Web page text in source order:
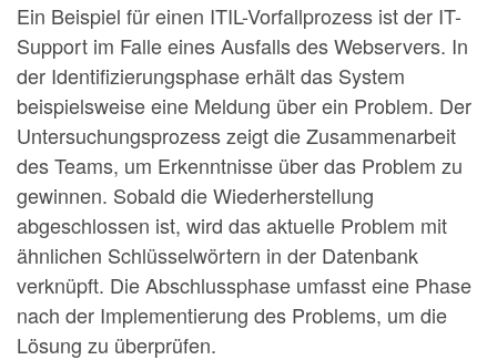
Ein Beispiel für einen ITIL-Vorfallprozess ist der IT-
Support im Falle eines Ausfalls des Webservers. In
der Identifizierungsphase erhält das System
beispielsweise eine Meldung über ein Problem. Der
Untersuchungsprozess zeigt die Zusammenarbeit
des Teams, um Erkenntnisse über das Problem zu
gewinnen. Sobald die Wiederherstellung
abgeschlossen ist, wird das aktuelle Problem mit
ähnlichen Schlüsselwörtern in der Datenbank
verknüpft. Die Abschlussphase umfasst eine Phase
nach der Implementierung des Problems, um die
Lösung zu überprüfen.